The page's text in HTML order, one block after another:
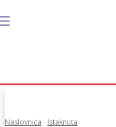
Naslovnica
Istaknuta